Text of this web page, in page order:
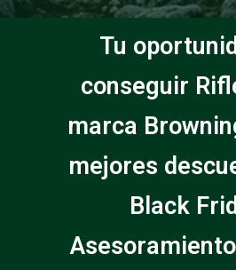
Tu
conseguir
marca
mejores
Black